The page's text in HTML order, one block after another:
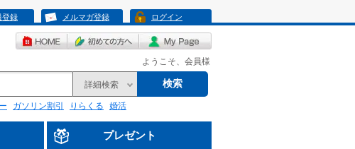
登録 メルマガ登録 ログイン
ようこそ、会員様
詳細検索 検索
ガソリン割引 りらくる 婚活
プレゼント